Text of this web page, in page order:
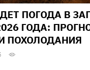
ПОГОДА В
ГОДА:
ПОХОЛОДАНИЯ